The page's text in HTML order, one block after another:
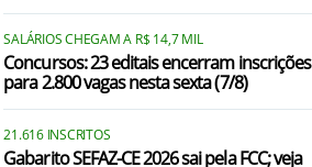
SALÁRIOS CHEGAM A R$ 14,7 MIL
Concursos: 23 editais encerram inscrições
para 2.800 vagas nesta sexta (7/8)
21.616 INSCRITOS
Gabarito SEFAZ-CE 2026 sai pela FCC; veja